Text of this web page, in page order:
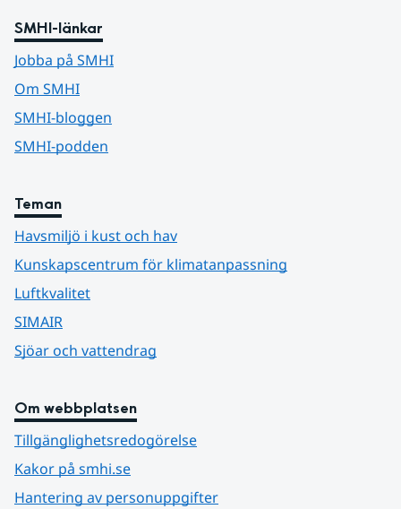
SMHI-länkar
Jobba på SMHI
Om SMHI
SMHI-bloggen
SMHI-podden
Teman
Havsmiljö i kust och hav
Kunskapscentrum för klimatanpassning
Luftkvalitet
SIMAIR
Sjöar och vattendrag
Om webbplatsen
Tillgänglighetsredogörelse
Kakor på smhi.se
Hantering av personuppgifter